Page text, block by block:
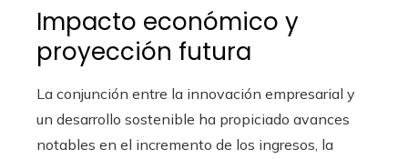
Impacto económico y
proyección futura
La conjunción entre la innovación empresarial y
un desarrollo sostenible ha propiciado avances
notables en el incremento de los ingresos, la